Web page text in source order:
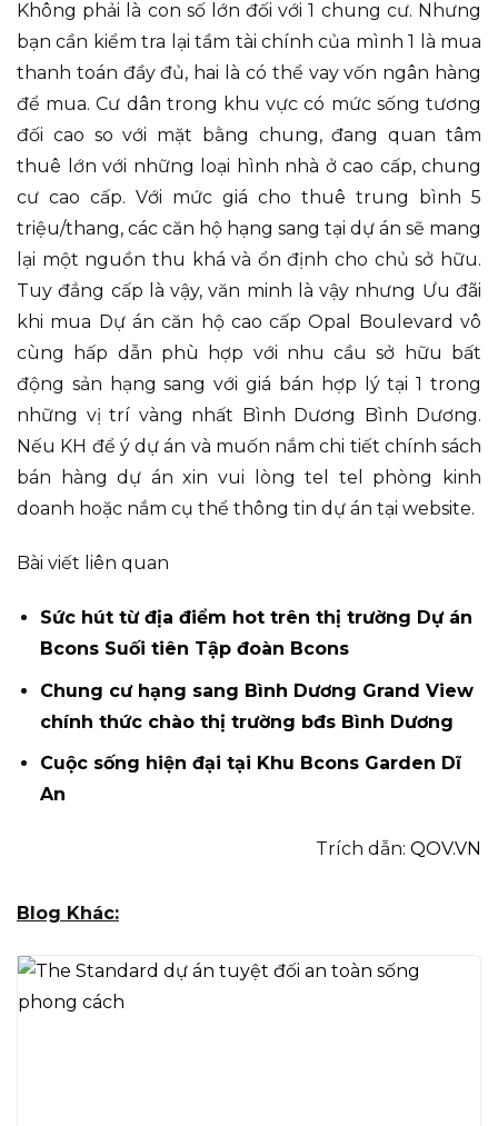
Không phải là con số lớn đối với 1 chung cư. Nhưng
bạn cần kiểm tra lại tầm tài chính của mình 1 là mua
thanh toán đầy đủ, hai là có thể vay vốn ngân hàng
để mua. Cư dân trong khu vực có mức sống tương
đối cao so với mặt bằng chung, đang quan tâm
thuê lớn với những loại hình nhà ở cao cấp, chung
cư cao cấp. Với mức giá cho thuê trung bình 5
triệu/thang, các căn hộ hạng sang tại dự án sẽ mang
lại một nguồn thu khá và ổn định cho chủ sở hữu.
Tuy đẳng cấp là vậy, văn minh là vậy nhưng Ưu đãi
khi mua Dự án căn hộ cao cấp Opal Boulevard vô
cùng hấp dẫn phù hợp với nhu cầu sở hữu bất
động sản hạng sang với giá bán hợp lý tại 1 trong
những vị trí vàng nhất Bình Dương Bình Dương.
Nếu KH để ý dự án và muốn nắm chi tiết chính sách
bán hàng dự án xin vui lòng tel tel phòng kinh
doanh hoặc nắm cụ thể thông tin dự án tại website.
Bài viết liên quan
Sức hút từ địa điểm hot trên thị trường Dự án
Bcons Suối tiên Tập đoàn Bcons
Chung cư hạng sang Bình Dương Grand View
chính thức chào thị trường bđs Bình Dương
Cuộc sống hiện đại tại Khu Bcons Garden Dĩ
An
Trích dẫn: QOV.VN
Blog Khác: